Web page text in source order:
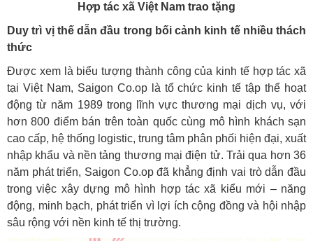
Hợp tác xã Việt Nam trao tặng
Duy trì vị thế dẫn đầu trong bối cảnh kinh tế nhiều thách
thức
Được xem là biểu tượng thành công của kinh tế hợp tác xã
tại Việt Nam, Saigon Co.op là tổ chức kinh tế tập thể hoạt
động từ năm 1989 trong lĩnh vực thương mại dịch vụ, với
hơn 800 điểm bán trên toàn quốc cùng mô hình khách sạn
cao cấp, hệ thống logistic, trung tâm phân phối hiện đại, xuất
nhập khẩu và nền tảng thương mại điện tử. Trải qua hơn 36
năm phát triển, Saigon Co.op đã khẳng định vai trò dẫn đầu
trong việc xây dựng mô hình hợp tác xã kiểu mới – năng
động, minh bạch, phát triển vì lợi ích cộng đồng và hội nhập
sâu rộng với nền kinh tế thị trường.